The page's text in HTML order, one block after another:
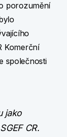
porozumění
Komerční
společnosti
jako
CR.